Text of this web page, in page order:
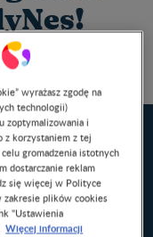
wyrażasz zgodę na
technologii)
zoptymalizowania i
z korzystaniem z tej
gromadzenia istotnych
dostarczanie reklam
się więcej w Polityce
plików cookies
"Ustawienia
Więcej informacji